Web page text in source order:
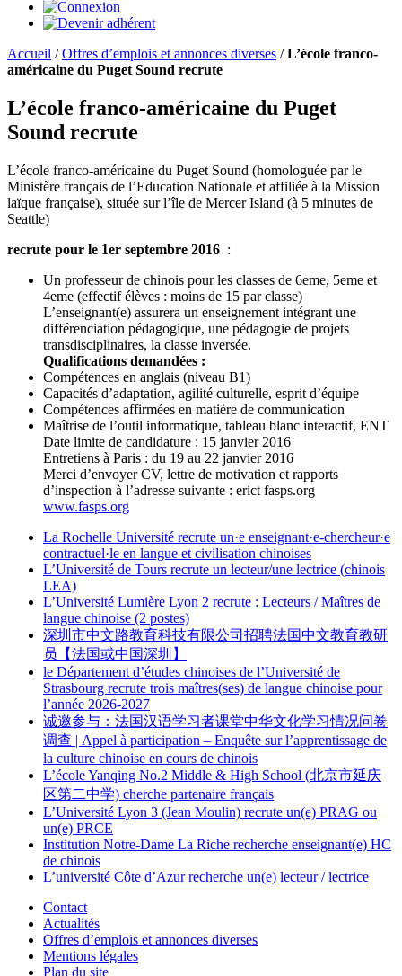
Accueil /Offres d’emplois et annonces diverses /L’école franco-
américaine du Puget Sound recrute
L’école franco-américaine du Puget
Sound recrute
L’école franco-américaine du Puget Sound (homologuée par le
Ministère français de l’Education Nationale et affiliée à la Mission
laïque française),​ située sur l’île de Mercer Island (à 5 minutes de
Seattle)
recrute pour le 1er septembre 2016 :
Un professeur de chinois pour les classes de 6eme, 5eme et
4eme (effectif élèves : moins de 15 par classe)
L’enseignant(e) assurera un enseignement intégrant une
différenciation pédagogique, une pédagogie de projets
transdisciplinaires, la classe inversée.
Qualifications demandées :
Compétences en anglais (niveau B1)
Capacités d’adaptation, agilité culturelle, esprit d’équipe
Compétences affirmées en matière de communication
Maîtrise de l’outil informatique, tableau blanc interactif, ENT
Date limite de candidature : 15 janvier 2016
Entretiens à Paris : du 19 au 22 janvier 2016
Merci d’envoyer CV, lettre de motivation et rapports
d’inspection à l’adresse suivante : erict fasps.org
www.fasps.org
La Rochelle Université recrute un·e enseignant·e-chercheur·e
contractuel·le en langue et civilisation chinoises
L’Université de Tours recrute un lecteur/une lectrice (chinois
LEA)
L’Université Lumière Lyon 2 recrute : Lecteurs / Maîtres de
langue chinoise (2 postes)
深圳市中文路教育科技有限公司招聘法国中文教育教研
员【法国或中国深圳】
le Département d’études chinoises de l’Université de
Strasbourg recrute trois maîtres(ses) de langue chinoise pour
l’année 2026-2027
诚邀参与：法国汉语学习者课堂中华文化学习情况问卷
调查 | Appel à participation – Enquête sur l’apprentissage de
la culture chinoise en cours de chinois
L’école Yanqing No.2 Middle & High School (北京市延庆
区第二中学) cherche partenaire français
L’Université Lyon 3 (Jean Moulin) recrute un(e) PRAG ou
un(e) PRCE
Institution Notre-Dame La Riche recherche enseignant(e) HC
de chinois
L’université Côte d’Azur recherche un(e) lecteur / lectrice
Contact
Actualités
Offres d’emplois et annonces diverses
Mentions légales
Plan du site